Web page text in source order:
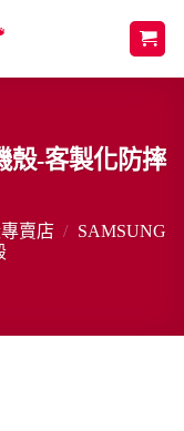
殼-客製化防摔
賣店 / SAMSUNG